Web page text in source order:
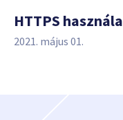
HTTPS
2021. május 01.